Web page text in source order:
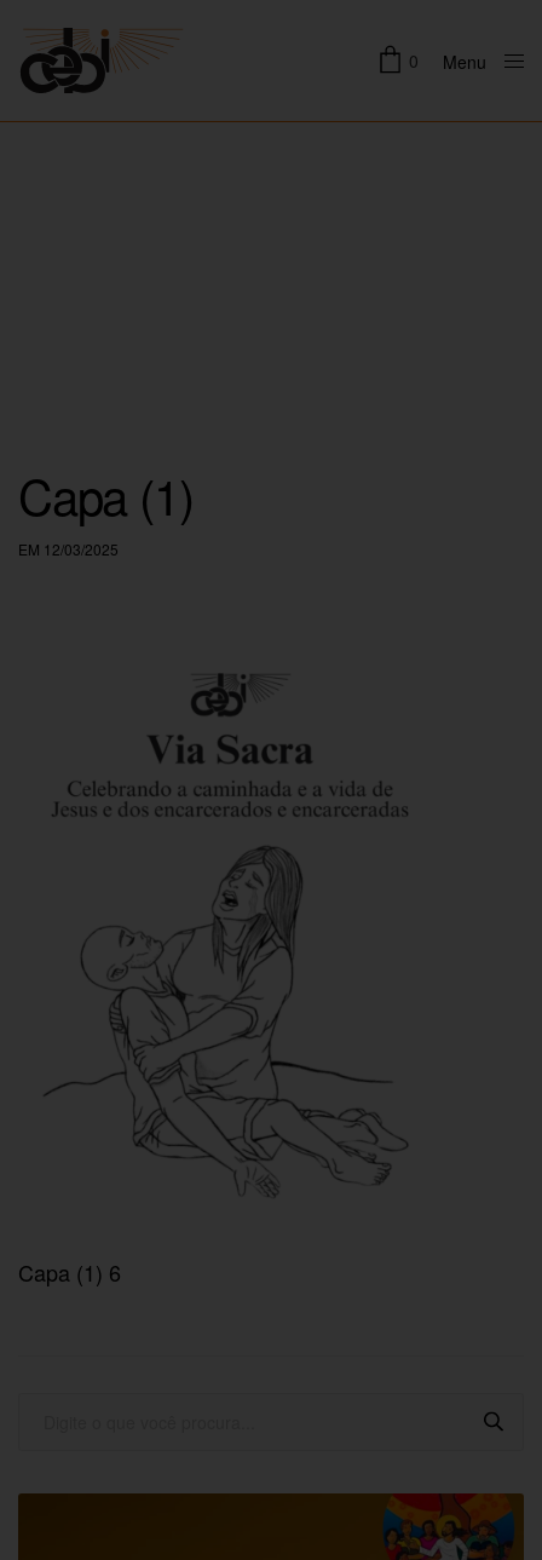
0 Menu
Capa (1)
EM 12/03/2025
Capa (1) 6